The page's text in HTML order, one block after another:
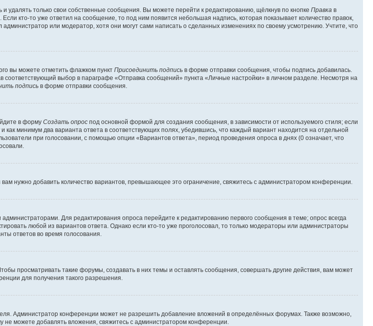
только свои собственные сообщения. Вы можете перейти к редактированию, щёлкнув по кнопке Правка в
кто-то уже ответил на сообщение, то под ним появится небольшая надпись, которая показывает количество правок,
или модератор, хотя они могут сами написать о сделанных изменениях по своему усмотрению. Учтите, что
вы можете отметить флажком пункт Присоединить подпись в форме отправки сообщения, чтобы подпись добавилась.
выбор в параграфе «Отправка сообщений» пункта «Личные настройки» в личном разделе. Несмотря на
подпись в форме отправки сообщения.
в форму Создать опрос под основной формой для создания сообщения, в зависимости от используемого стиля; если
минимум два варианта ответа в соответствующих полях, убедившись, что каждый вариант находится на отдельной
при голосовании, с помощью опции «Вариантов ответа», период проведения опроса в днях (0 означает, что
нужно добавить количество вариантов, превышающее это ограничение, свяжитесь с администратором конференции.
Для редактирования опроса перейдите к редактированию первого сообщения в теме; опрос всегда
любой из вариантов ответа. Однако если кто-то уже проголосовал, то только модераторы или администраторы
ответов во время голосования.
просматривать такие форумы, создавать в них темы и оставлять сообщения, совершать другие действия, вам может
для получения такого разрешения.
Администратор конференции может не разрешить добавление вложений в определённых форумах. Также возможно,
можете добавлять вложения, свяжитесь с администратором конференции.